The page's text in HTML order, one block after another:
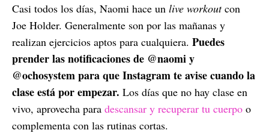
Casi todos los días, Naomi hace un live workoutcon
Joe Holder. Generalmente son por las mañanas y
realizan ejercicios aptos para cualquiera. Puedes
prender las notificaciones de @naomi y
@ochosystem para que Instagram te avise cuando la
clase está por empezar. Los días que no hay clase en
vivo, aprovecha para descansar y recuperar tu cuerpo o
complementa con las rutinas cortas.